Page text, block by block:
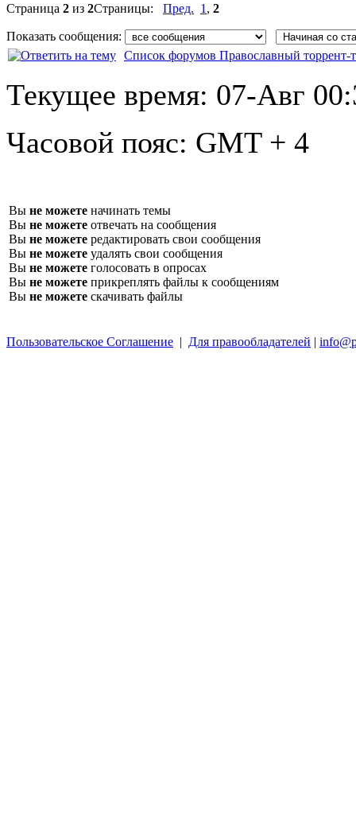
Страница 2 из 2Страницы: Пред. 1 , 2
Показать сообщения:
Список форумов Православный торрент-
Текущее время: 07-Авг
Часовой пояс: GMT + 4
Вы не можете начинать темы
Вы не можете отвечать на сообщения
Вы не можете редактировать свои сообщения
Вы не можете удалять свои сообщения
Вы не можете голосовать в опросах
Вы не можете прикреплять файлы к сообщениям
Вы не можете скачивать файлы
Пользовательское Соглашение | Для правообладателей |